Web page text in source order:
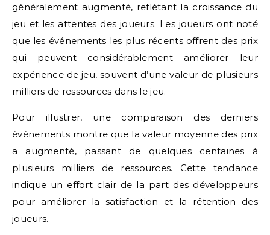
généralement augmenté, reflétant la croissance du
jeu et les attentes des joueurs. Les joueurs ont noté
que les événements les plus récents offrent des prix
qui peuvent considérablement améliorer leur
expérience de jeu, souvent d’une valeur de plusieurs
milliers de ressources dans le jeu.
Pour illustrer, une comparaison des derniers
événements montre que la valeur moyenne des prix
a augmenté, passant de quelques centaines à
plusieurs milliers de ressources. Cette tendance
indique un effort clair de la part des développeurs
pour améliorer la satisfaction et la rétention des
joueurs.